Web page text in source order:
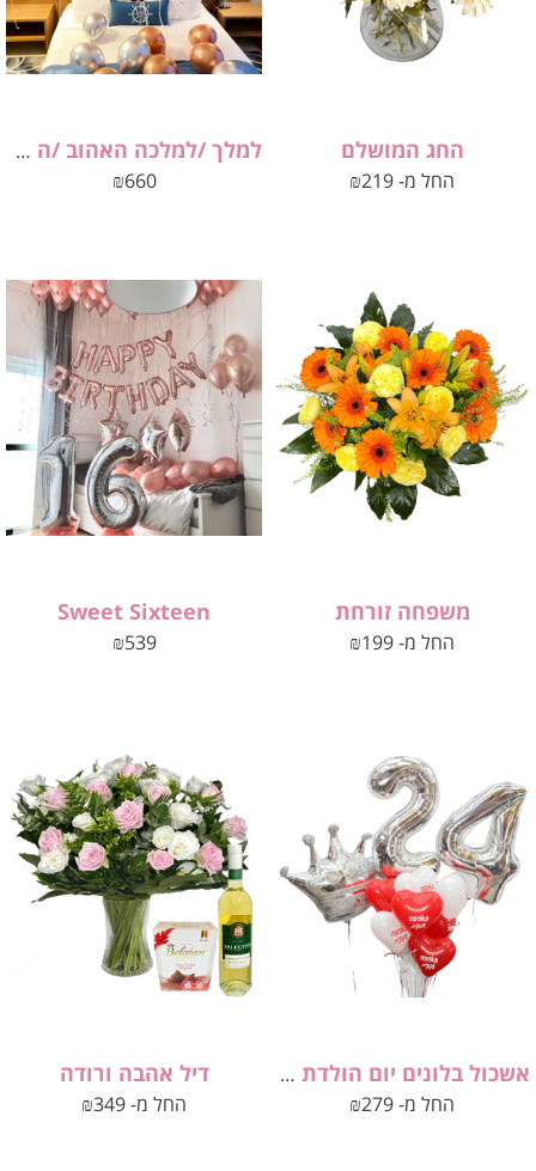
החג המושלם
החל מ- ₪219
למלך /למלכה האהוב /ה שלנו
₪660
משפחה זורחת
החל מ- ₪199
Sweet Sixteen
₪539
אשכול בלונים יום הולדת מלכותי
החל מ-
₪279
דיל אהבה ורודה
החל מ- ₪349